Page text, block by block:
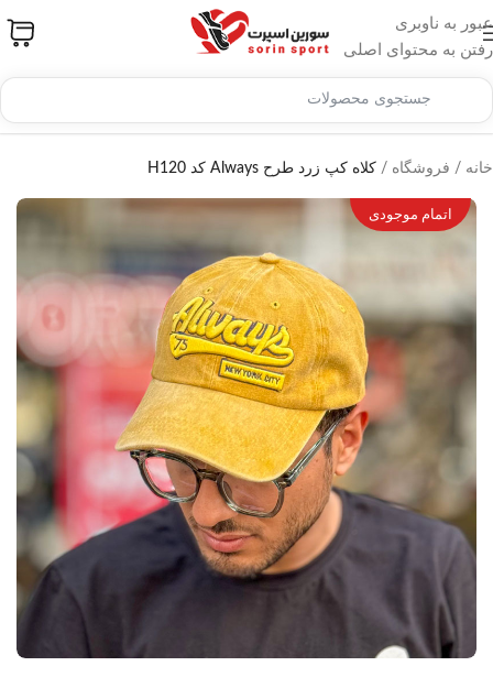
عبور به ناوبری
رفتن به محتوای اصلی
خانه / فروشگاه / کلاه کپ زرد طرح Always کد H120
اتمام موجودی